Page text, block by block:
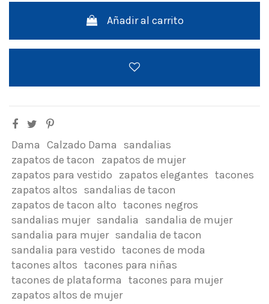
Añadir al carrito
Dama Calzado Dama sandalias
zapatos de tacon
zapatos de mujer
zapatos para vestido zapatos elegantes tacones
zapatos altos sandalias de tacon
zapatos de tacon alto tacones negros
sandalias mujer sandalia sandalia de mujer
sandalia para mujer sandalia de tacon
sandalia para vestido tacones de moda
tacones altos tacones para niñas
tacones de plataforma tacones para mujer
zapatos altos de mujer